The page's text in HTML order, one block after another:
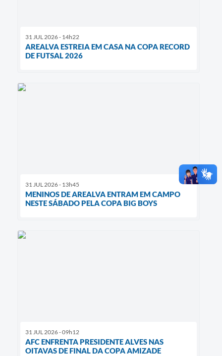
31 JUL 2026 - 14h22
AREALVA ESTREIA EM CASA NA COPA RECORD
DE FUTSAL 2026
31 JUL 2026 - 13h45
MENINOS DE AREALVA ENTRAM EM CAMPO
NESTE SÁBADO PELA COPA BIG BOYS
31 JUL 2026 - 09h12
AFC ENFRENTA PRESIDENTE ALVES NAS
OITAVAS DE FINAL DA COPA AMIZADE